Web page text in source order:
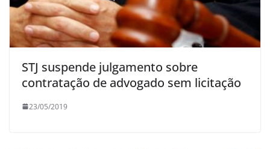
STJ suspende julgamento sobre
contratação de advogado sem licitação
23/05/2019